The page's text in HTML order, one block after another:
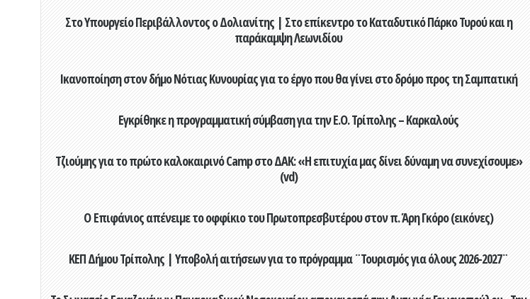
Στο Υπουργείο Περιβάλλοντος ο Δολιανίτης | Στο επίκεντρο το Καταδυτικό Πάρκο Τυρού και η
παράκαμψη Λεωνιδίου
Ικανοποίηση στον δήμο Νότιας Κυνουρίας για το έργο που θα γίνει στο δρόμο προς τη Σαμπατική
Εγκρίθηκε η προγραμματική σύμβαση για την Ε.Ο. Τρίπολης – Καρκαλούς
Τζιούμης για το πρώτο καλοκαιρινό Camp στο ΔΑΚ: «Η επιτυχία μας δίνει δύναμη να συνεχίσουμε»
(vd)
Ο Επιφάνιος απένειμε το οφφίκιο του Πρωτοπρεσβυτέρου στον π. Άρη Γκόρο (εικόνες)
ΚΕΠ Δήμου Τρίπολης | Υποβολή αιτήσεων για το πρόγραμμα ¨Τουρισμός για όλους 2026-2027¨